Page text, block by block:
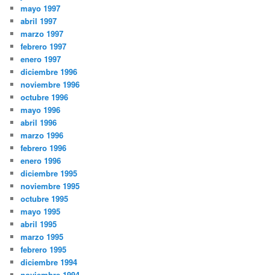
mayo 1997
abril 1997
marzo 1997
febrero 1997
enero 1997
diciembre 1996
noviembre 1996
octubre 1996
mayo 1996
abril 1996
marzo 1996
febrero 1996
enero 1996
diciembre 1995
noviembre 1995
octubre 1995
mayo 1995
abril 1995
marzo 1995
febrero 1995
diciembre 1994